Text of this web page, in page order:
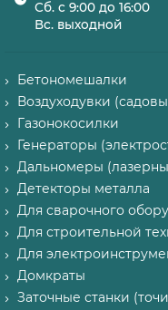
Сб. с 9:00 до 16:00
Вс. выходной
Бетономешалки
Воздуходувки
Газонокосилки
Генераторы
Дальномеры
Детекторы металла
Для сварочного
Для строительной
Для
Домкраты
Заточные станки